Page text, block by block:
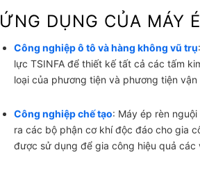
ỨNG DỤNG CỦA MÁY
Công nghiệp ô tô và hàng không vũ trụ
lực TSINFA để thiết kế tất cả các tấm
loại của phương tiện và phương tiện vận
Công nghiệp chế tạo: Máy ép rèn
ra các bộ phận cơ khí độc đáo cho gia
được sử dụng để gia công hiệu quả các